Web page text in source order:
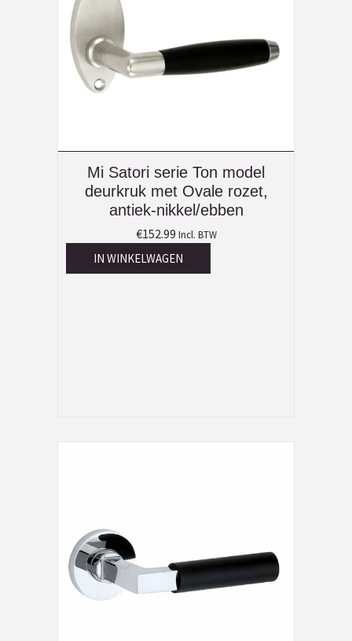
Mi Satori serie Ton model
deurkruk met Ovale rozet,
antiek-nikkel/ebben
€152.99 Incl. BTW
IN WINKELWAGEN